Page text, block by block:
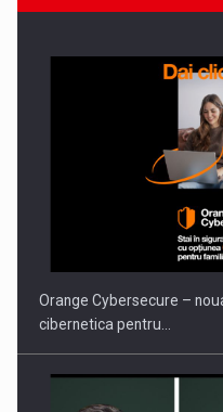
Orange Cybersecure –
cibernetica pentru…